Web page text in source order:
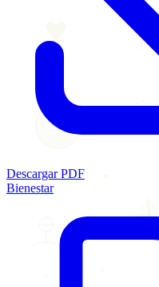
Descargar PDF
Bienestar